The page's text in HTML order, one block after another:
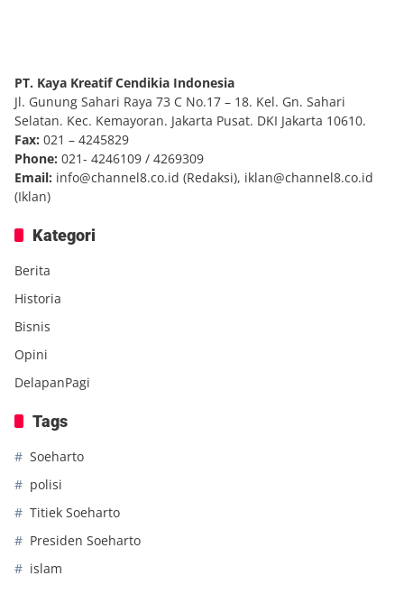
PT. Kaya Kreatif Cendikia Indonesia
Jl. Gunung Sahari Raya 73 C No.17 – 18. Kel. Gn. Sahari
Selatan. Kec. Kemayoran. Jakarta Pusat. DKI Jakarta 10610.
Fax: 021 – 4245829
Phone: 021- 4246109 / 4269309
Email: info@channel8.co.id (Redaksi), iklan@channel8.co.id
(Iklan)
Kategori
Berita
Historia
Bisnis
Opini
DelapanPagi
Tags
Soeharto
polisi
Titiek Soeharto
Presiden Soeharto
islam